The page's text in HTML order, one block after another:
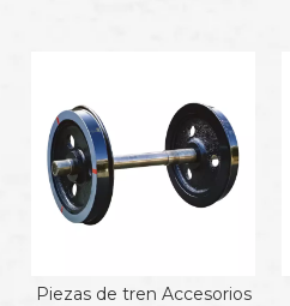
Piezas de tren Accesorios